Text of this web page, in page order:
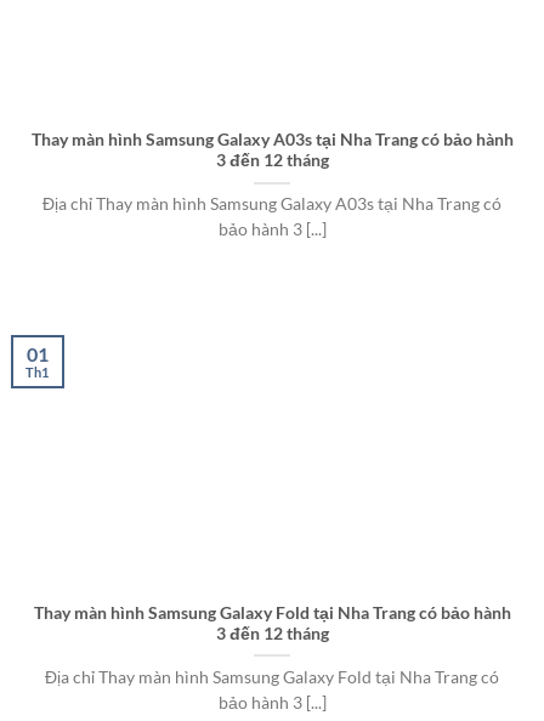
Thay màn hình Samsung Galaxy A03s tại Nha Trang có bảo hành
3 đến 12 tháng
Địa chỉ Thay màn hình Samsung Galaxy A03s tại Nha Trang có
bảo hành 3 [...]
Thay màn hình Samsung Galaxy Fold tại Nha Trang có bảo hành
3 đến 12 tháng
Địa chỉ Thay màn hình Samsung Galaxy Fold tại Nha Trang có
bảo hành 3 [...]
01
Th1